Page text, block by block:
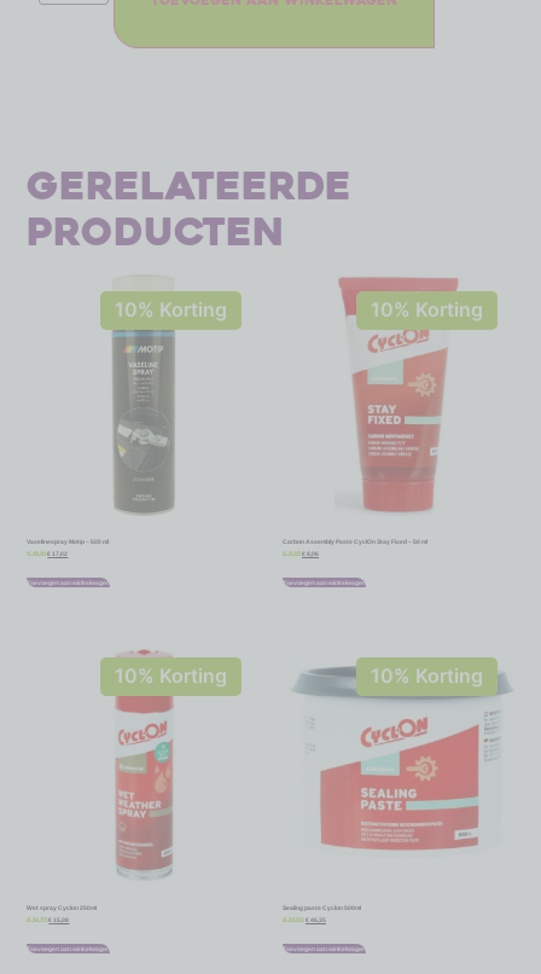
Gerelateerde
producten
10% Korting
Vaselinespray Motip – 500 ml
€ 18,91 € 17,02
Toevoegen aan winkelwagen
10% Korting
Carbon Assembly Paste CyclOn Stay Fixed – 50 ml
€ € 8,06
Toevoegen aan winkelwagen
10% Korting
Wet spray Cyclon 250ml
€ 16,75 € 15,08
Toevoegen aan winkelwagen
10% Korting
Sealing paste Cyclon 500ml
€ 51,50 € 46,35
Toevoegen aan winkelwagen